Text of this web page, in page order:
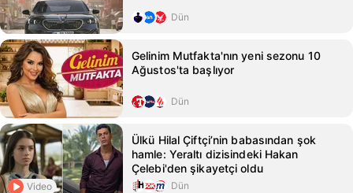
Dün
Gelinim Mutfakta'nın yeni sezonu 10
Ağustos'ta başlıyor
Dün
Video
Ülkü Hilal Çiftçi’nin babasından şok
hamle: Yeraltı dizisindeki Hakan
Çelebi'den şikayetçi oldu
Dün